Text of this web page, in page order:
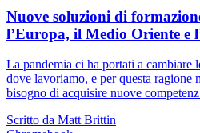
Nuove soluzioni di
l’Europa, il Medio Oriente e
La pandemia ci ha portati a cambiare
dove lavoriamo, e per questa ragione
bisogno di acquisire nuove
Scritto da Matt Brittin